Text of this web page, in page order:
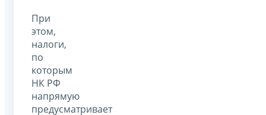
При
этом,
налоги,
по
которым
НК РФ
напрямую
предусматривает